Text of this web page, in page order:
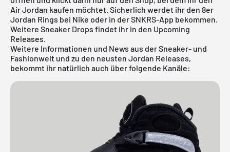
Air Jordan kaufen möchtet. Sicherlich werdet ihr den 8er
Jordan Rings bei Nike oder in derSNKRS-App bekommen.
Weitere Sneaker Drops findet ihr in den Upcoming
Releases.
Weitere Informationen und News aus der Sneaker- und
Fashionwelt und zu den neusten Jordan Releases,
bekommt ihr natürlich auch über folgende Kanäle: